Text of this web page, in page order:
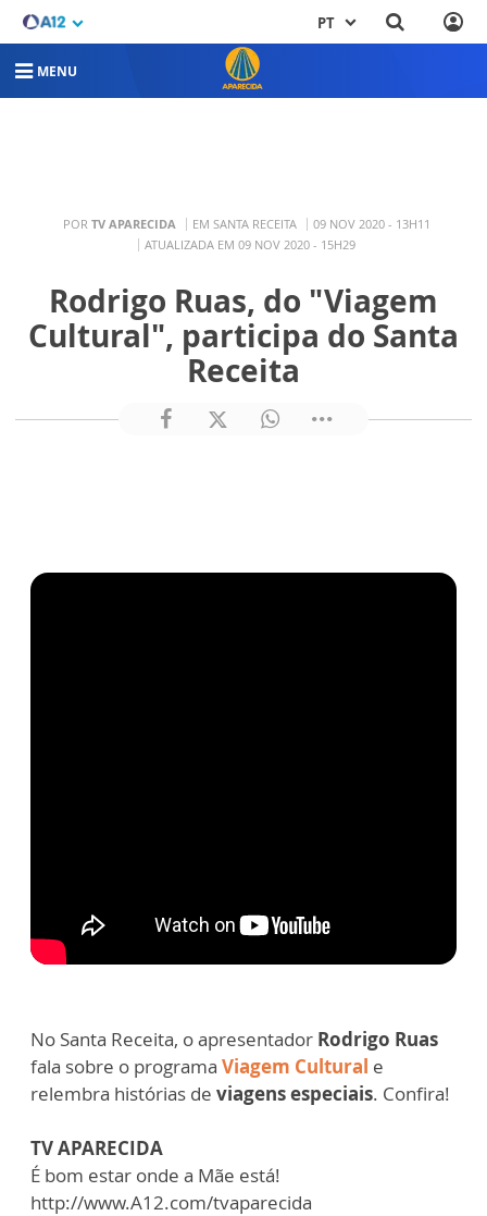
PT
MENU
POR TV APARECIDA EM SANTA RECEITA
09 NOV 2020 - 13H11
ATUALIZADA EM 09 NOV 2020 - 15H29
Rodrigo Ruas, do "Viagem
Cultural", participa do Santa
Receita
No Santa Receita, o apresentador Rodrigo Ruas
fala sobre o programa Viagem Cultural e
relembra histórias de viagens especiais. Confira!
TV APARECIDA
É bom estar onde a Mãe está!
http://www.A12.com/tvaparecida